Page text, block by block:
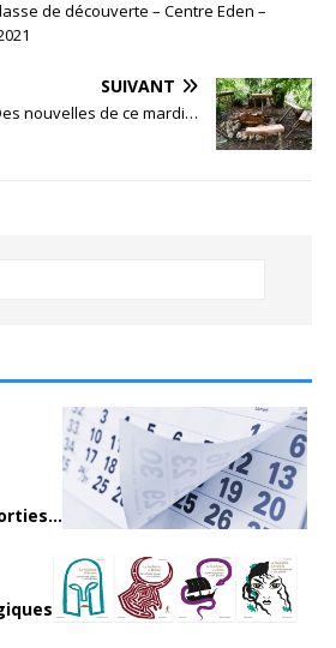
de découverte – Centre Eden –
SUIVANT
nouvelles de ce mardi…